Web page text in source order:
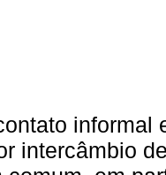
informal
intercâmbio